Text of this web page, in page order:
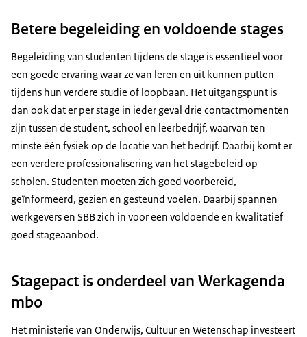
Betere begeleiding en voldoende stages
Begeleiding van studenten tijdens de stage is essentieel voor
een goede ervaring waar ze van leren en uit kunnen putten
tijdens hun verdere studie of loopbaan. Het uitgangspunt is
dan ook dat er per stage in ieder geval drie contactmomenten
zijn tussen de student, school en leerbedrijf, waarvan ten
minste één fysiek op de locatie van het bedrijf. Daarbij komt er
een verdere professionalisering van het stagebeleid op
scholen. Studenten moeten zich goed voorbereid,
geïnformeerd, gezien en gesteund voelen. Daarbij spannen
werkgevers en SBB zich in voor een voldoende en kwalitatief
goed stageaanbod.
Stagepact is onderdeel van Werkagenda
mbo
Het ministerie van Onderwijs, Cultuur en Wetenschap investeert